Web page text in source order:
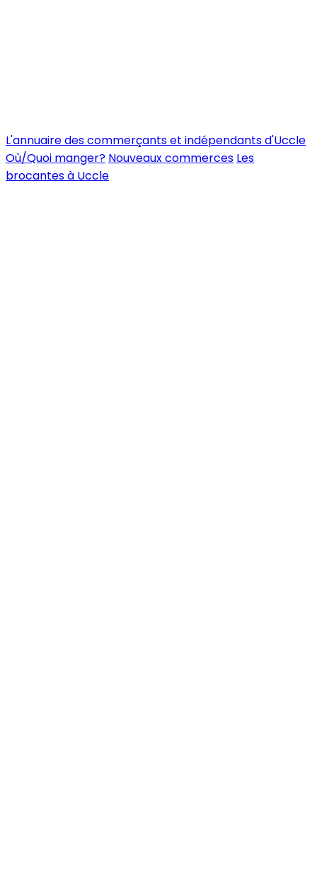
L'annuaire des commerçants et indépendants d'Uccle
Où/Quoi manger? Nouveaux commerces Les
brocantes à Uccle